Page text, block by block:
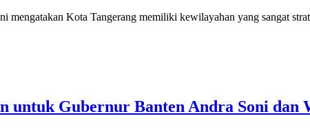
Kota Tangerang memiliki kewilayahan yang sangat
untuk Gubernur Banten Andra Soni